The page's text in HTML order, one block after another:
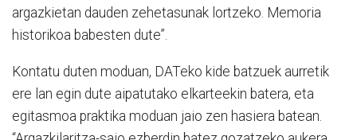
argazkietan dauden zehetasunak lortzeko. Memoria
historikoa babesten dute”.
Kontatu duten moduan, DATeko kide batzuek aurretik
ere lan egin dute aipatutako elkarteekin batera, eta
egitasmoa praktika moduan jaio zen hasiera batean.